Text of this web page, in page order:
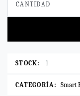
CANTIDAD
STOCK: 1
CATEGORÍA: Smart